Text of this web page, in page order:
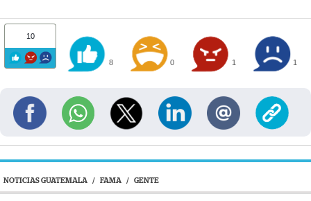
10
8 0 1 1
NOTICIAS GUATEMALA / FAMA / GENTE